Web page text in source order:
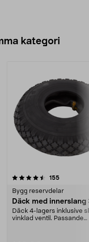
kategori
155
Bygg reservdelar
Däck med
Däck 4-lagers inklusive
vinklad ventil. Passande
5.0 av 5 stjärnor